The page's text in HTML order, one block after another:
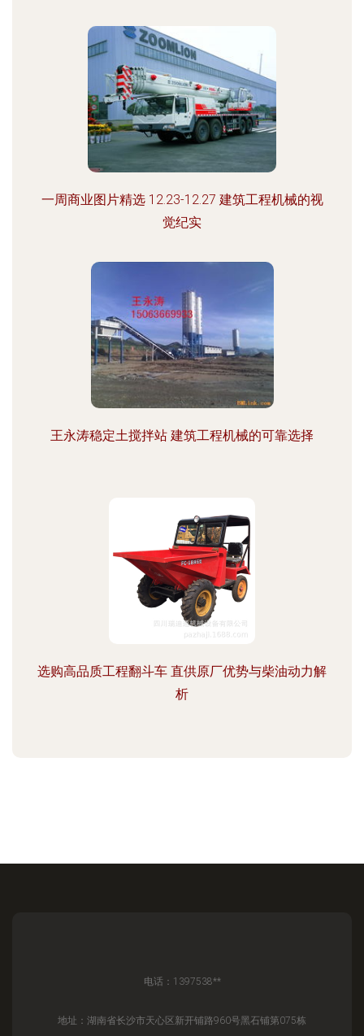
一周商业图片精选 12.23-12.27 建筑工程机械的视
觉纪实
王永涛稳定土搅拌站 建筑工程机械的可靠选择
选购高品质工程翻斗车 直供原厂优势与柴油动力解
析
电话：1397538**
地址：湖南省长沙市天心区新开铺路960号黑石铺第075栋